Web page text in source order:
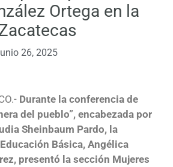
Ortega en la
26, 2025
Durante la conferencia de
del pueblo”, encabezada por
Sheinbaum Pardo, la
Básica, Angélica
presentó la sección Mujeres